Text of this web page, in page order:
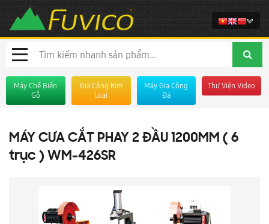
Máy Chế Biến
Gỗ
Gia Công Kim
Loại
Máy Gia Công
Đá
Thư Viện Video
MÁY CƯA CẮT PHAY 2 ĐẦU 1200MM ( 6
trục ) WM-426SR